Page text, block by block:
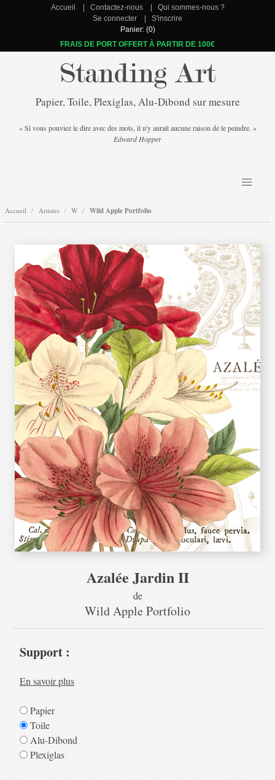
Accueil Contactez-nous
Qui sommes-nous ?
Se connecter
S'inscrire
Panier: (0)
FRAIS DE PORT OFFERT À PARTIR DE 100€
Standing Art
Papier, Toile, Plexiglas, Alu-Dibond sur mesure
« Si vous pouviez le dire avec des mots, il n'y aurait aucune raison de le peindre. »
Edward Hopper
Accueil Artistes W Wild Apple Portfolio
Azalée Jardin II
de
Wild Apple Portfolio
Support :
En savoir plus
Papier
Toile
Alu-Dibond
Plexiglas